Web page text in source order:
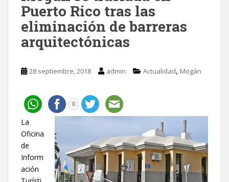
Puerto Rico tras las
eliminación de barreras
arquitectónicas
28 septiembre, 2018 admin Actualidad, Mogán
0
La
Oficina
de
Inform
ación